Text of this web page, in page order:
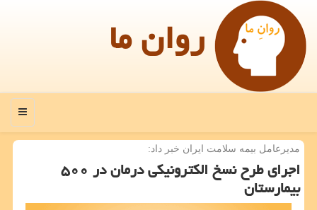
روان ما
منو
مدیرعامل بیمه سلامت ایران خبر داد:
اجرای طرح نسخ الكترونیكی درمان در ۵۰۰
بیمارستان